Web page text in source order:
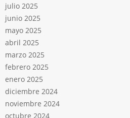
julio 2025
junio 2025
mayo 2025
abril 2025
marzo 2025
febrero 2025
enero 2025
diciembre 2024
noviembre 2024
octubre 2024